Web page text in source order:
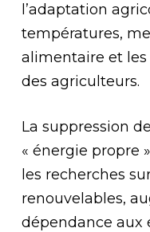
l’adaptation
températures,
alimentaire et
des agriculteurs.
La suppression
« énergie propre
les recherches
renouvelables,
dépendance aux